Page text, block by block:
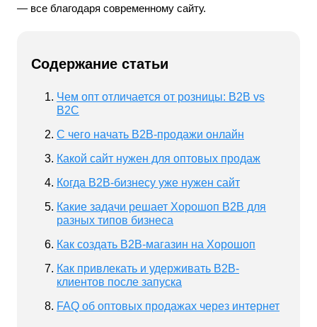
— все благодаря современному сайту.
Содержание статьи
Чем опт отличается от розницы: B2B vs
B2C
С чего начать B2B-продажи онлайн
Какой сайт нужен для оптовых продаж
Когда B2B-бизнесу уже нужен сайт
Какие задачи решает Хорошоп B2B для
разных типов бизнеса
Как создать B2B-магазин на Хорошоп
Как привлекать и удерживать B2B-
клиентов после запуска
FAQ об оптовых продажах через интернет